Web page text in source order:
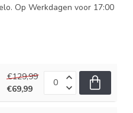
Op Werkdagen voor 17:00
€129,99
€69,99